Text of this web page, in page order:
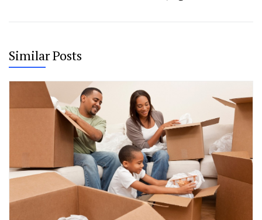
Similar Posts